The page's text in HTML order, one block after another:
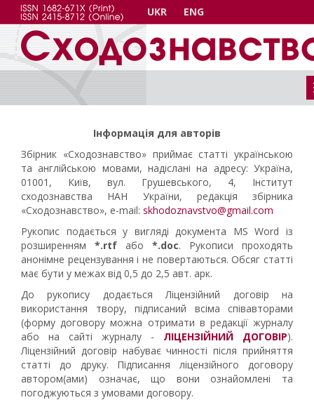
UKR ENG
Інформація для авторів
Збірник «Сходознавство» приймає статті українською
та англійською мовами, надіслані на адресу: Україна,
01001, Київ, вул. Грушевського, 4, Інститут
сходознавства НАН України, редакція збірника
«Сходознавство», e-mail: skhodoznavstvo@gmail.com
Рукопис подається у вигляді документа MS Word із
розширенням *.rtf або *.doc. Рукописи проходять
анонімне рецензування і не повертаються. Обсяг статті
має бути у межах від 0,5 до 2,5 авт. арк.
До рукопису додається Ліцензійний договір на
використання твору, підписаний всіма співавторами
(форму договору можна отримати в редакції журналу
або на сайті журналу - ЛІЦЕНЗІЙНИЙ ДОГОВІР).
Ліцензійний договір набуває чинності після прийняття
статті до друку. Підписання ліцензійного договору
автором(ами) означає, що вони ознайомлені та
погоджуються з умовами договору.